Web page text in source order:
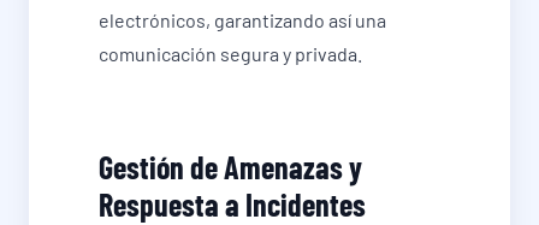
electrónicos, garantizando así una
comunicación segura y privada.
Gestión de Amenazas y
Respuesta a Incidentes